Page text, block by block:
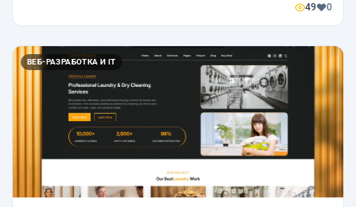
49 0
ВЕБ-РАЗРАБОТКА И IT